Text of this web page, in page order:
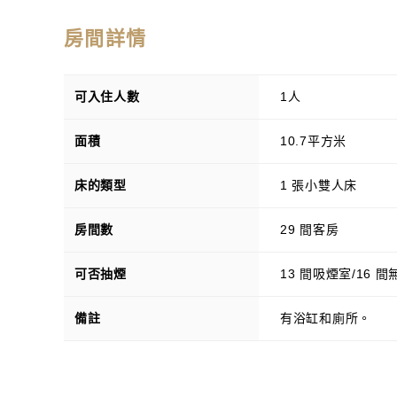
房間詳情
可入住人數 1人
面積 10.7平方米
床的類型 1 張小雙人床
房間數 29 間客房
可否抽煙 13 間吸煙室/16 間
備註 有浴缸和廁所。